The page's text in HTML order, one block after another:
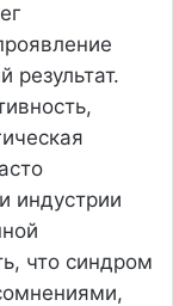
результат.
индустрии
что синдром